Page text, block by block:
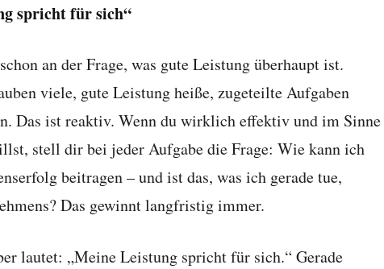
spricht für sich“
an der Frage, was gute Leistung überhaupt ist.
viele, gute Leistung heiße, zugeteilte Aufgaben
Das ist reaktiv. Wenn du wirklich effektiv und im Sinne
stell dir bei jeder Aufgabe die Frage: Wie kann ich
beitragen – und ist das, was ich gerade tue,
Das gewinnt langfristig immer.
lautet: „Meine Leistung spricht für sich.“ Gerade